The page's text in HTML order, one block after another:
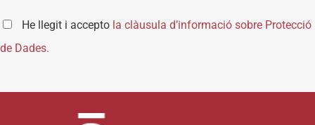
He llegit i accepto la clàusula d’informació sobre Protecció
de Dades.